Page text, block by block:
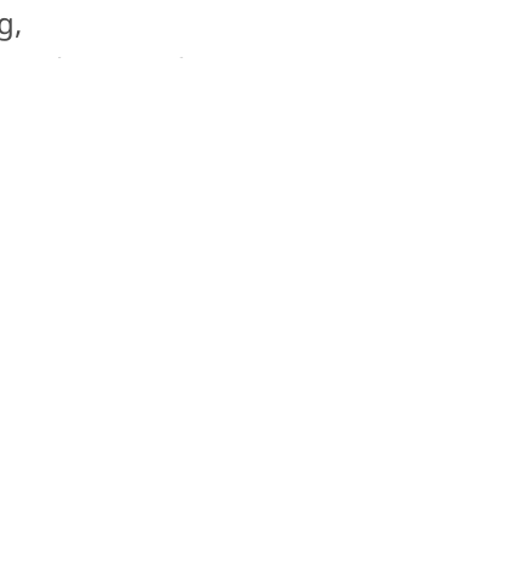
mit anderen LEADER-Regionen,